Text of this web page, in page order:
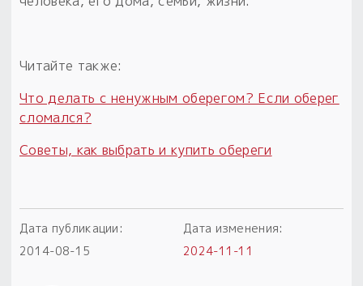
Читайте также:
Что делать с ненужным оберегом? Если оберег
сломался?
Советы, как выбрать и купить обереги
Дата публикации:
2014-08-15
Дата изменения:
2024-11-11